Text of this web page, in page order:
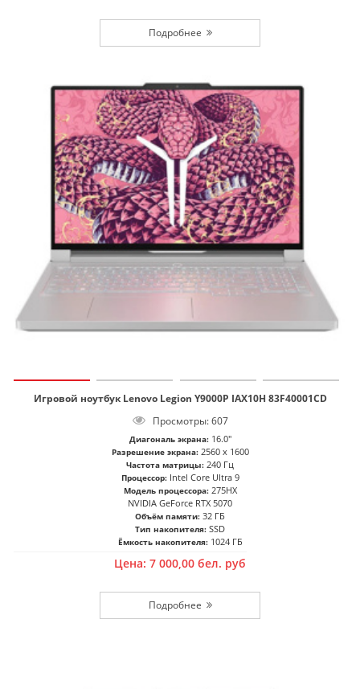
Игровой ноутбук Lenovo Legion Y9000P IAX10H 83F40001CD
Просмотры: 607
Диагональ экрана: 16.0"
Разрешение экрана: 2560 x 1600
Частота матрицы: 240 Гц
Процессор: Intel Core Ultra 9
Модель процессора: 275HX
NVIDIA GeForce RTX 5070
Объём памяти: 32 ГБ
Тип накопителя: SSD
Ёмкость накопителя: 1024 ГБ
Цена: 7 000,00 бел. руб